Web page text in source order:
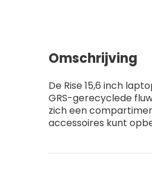
Omschrijving
De Rise 15,6 inch
GRS-gerecyclede
zich een
accessoires kunt